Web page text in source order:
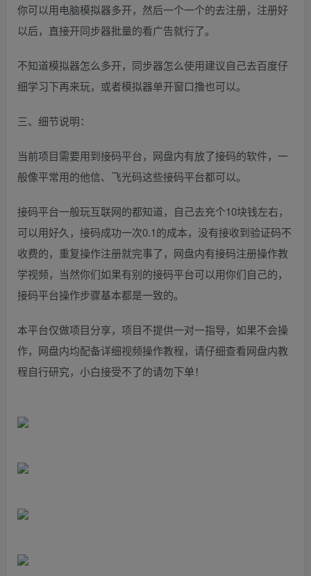
你可以用电脑模拟器多开，然后一个一个的去注册，注册好
以后，直接开同步器批量的看广告就行了。
不知道模拟器怎么多开，同步器怎么使用建议自己去百度仔
细学习下再来玩，或者模拟器单开窗口撸也可以。
三、细节说明：
当前项目需要用到接码平台，网盘内有放了接码的软件，一
般像平常用的他信、飞光码这些接码平台都可以。
接码平台一般玩互联网的都知道，自己去充个10块钱左右，
可以用好久，接码成功一次0.1的成本，没有接收到验证码不
收费的，重复操作注册就完事了，网盘内有接码注册操作教
学视频，当然你们如果有别的接码平台可以用你们自己的，
接码平台操作步骤基本都是一致的。
本平台仅做项目分享，项目不提供一对一指导，如果不会操
作，网盘内均配备详细视频操作教程，请仔细查看网盘内教
程自行研究，小白接受不了的请勿下单！